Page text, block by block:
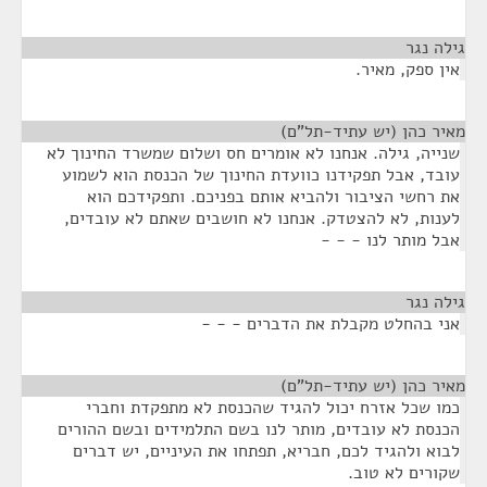
גילה נגר
אין ספק, מאיר.
מאיר כהן (יש עתיד-תל"ם)
שנייה, גילה. אנחנו לא אומרים חס ושלום שמשרד החינוך לא
עובד, אבל תפקידנו כוועדת החינוך של הכנסת הוא לשמוע
את רחשי הציבור ולהביא אותם בפניכם. ותפקידכם הוא
לענות, לא להצטדק. אנחנו לא חושבים שאתם לא עובדים,
אבל מותר לנו - - -
גילה נגר
אני בהחלט מקבלת את הדברים - - -
מאיר כהן (יש עתיד-תל"ם)
כמו שכל אזרח יכול להגיד שהכנסת לא מתפקדת וחברי
הכנסת לא עובדים, מותר לנו בשם התלמידים ובשם ההורים
לבוא ולהגיד לכם, חבריא, תפתחו את העיניים, יש דברים
שקורים לא טוב.